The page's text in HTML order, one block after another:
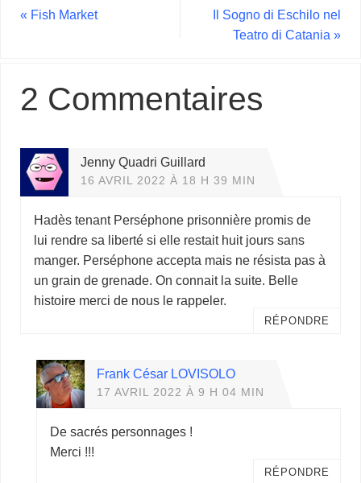
« Fish Market
Il Sogno di Eschilo nel
Teatro di Catania »
2 Commentaires
Jenny Quadri Guillard
16 AVRIL 2022 À 18 H 39 MIN
Hadès tenant Perséphone prisonnière promis de
lui rendre sa liberté si elle restait huit jours sans
manger. Perséphone accepta mais ne résista pas à
un grain de grenade. On connait la suite. Belle
histoire merci de nous le rappeler.
RÉPONDRE
Frank César LOVISOLO
17 AVRIL 2022 À 9 H 04 MIN
De sacrés personnages !
Merci !!!
RÉPONDRE